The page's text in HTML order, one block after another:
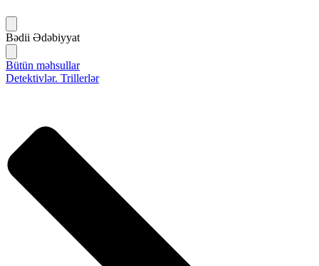
Bədii Ədəbiyyat
Bütün məhsullar
Detektivlər. Trillerlər